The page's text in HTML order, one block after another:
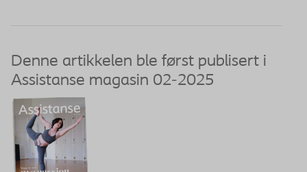
Denne artikkelen ble først publisert i
Assistanse magasin 02-2025